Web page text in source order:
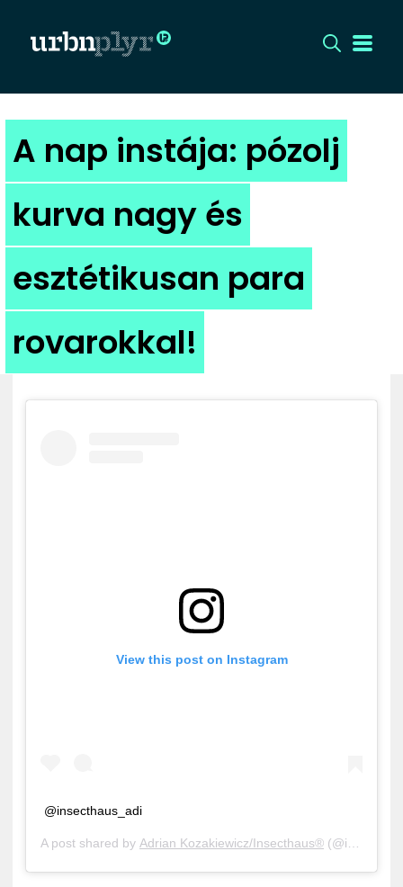
CÍMLAP
DIZÁJN
DIVAT
HIP
KULT
UTCA
A nap instája: pózolj
kurva nagy és
esztétikusan para
rovarokkal!
View this post on Instagram
@insecthaus_adi
A post shared by Adrian Kozakiewicz/Insecthaus® (@insecthaus_adi) on